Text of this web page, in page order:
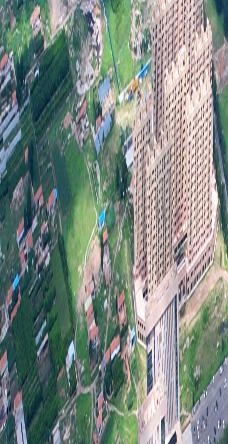
实
及
份
了
开
更
信
素
参
度
公
政
下